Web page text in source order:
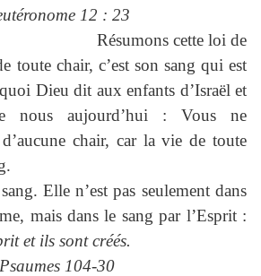
12 : 23
Résumons cette loi de
toute chair, c’est son sang qui est
Dieu dit aux enfants d’Israël et
nous aujourd’hui : Vous ne
chair, car la vie de toute
Elle n’est pas seulement dans
mais dans le sang par l’Esprit :
et ils sont créés.
104-30